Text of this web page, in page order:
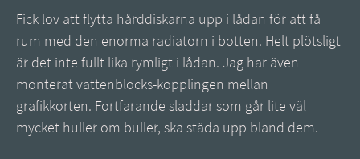
Fick lov att flytta hårddiskarna upp i lådan för att få
rum med den enorma radiatorn i botten. Helt plötsligt
är det inte fullt lika rymligt i lådan. Jag har även
monterat vattenblocks-kopplingen mellan
grafikkorten. Fortfarande sladdar som går lite väl
mycket huller om buller, ska städa upp bland dem.